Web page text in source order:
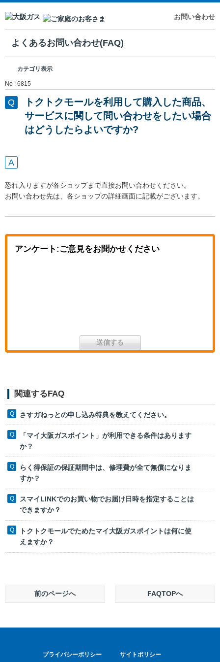
お問い合わせ
よくあるお問い合わせ(FAQ)
カテゴリ表示
No : 6815
トクトクモールを利用して購入した商品、
サービスに関して問い合わせをしたい場合
はどうしたらよいですか?
恐れ入りますが各ショップまで直接お問い合わせください。
お問い合わせ先は、各ショップの詳細画面に記載がございます。
アンケート:ご意見をお聞かせください
関連するFAQ
さすガねっとの申し込み特典を教えてください。
「マイ大阪ガスポイント」が利用できる条件はあります
か？
らく得保証の保証期間中は、修理費が全て無償になりま
すか？
スマイLINKでのお買い物でお届け日時を指定することは
できますか？
トクトクモールでためたマイ大阪ガスポイントは何に使
えますか？
前のページへ FAQTOPへ
プライバシーポリシー サイトポリシー